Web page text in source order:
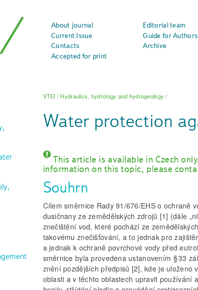
About journal Editorial team
Current Issue
Guide for Authors
Contacts
Archive
Accepted for print
VTEI / Hydraulics, hydrology and hydrogeology/
Water protection
This article is available in Czech
information on this topic, please
Souhrn
Cílem směrnice Rady 91/676/EHS o ochraně
dusičnany ze zemědělských zdrojů [1] (dále
znečištění vod, které pochází ze
takovému znečišťování, a to jednak pro
a jednak k ochraně povrchové vody před
směrnice byla provedena ustanovením § 33
znění pozdějších předpisů [2], kde je uloženo
oblasti a v těchto oblastech upravit používání